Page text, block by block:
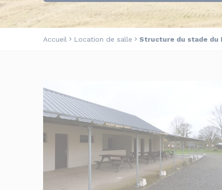
Accueil Location de salle Structure du stade du